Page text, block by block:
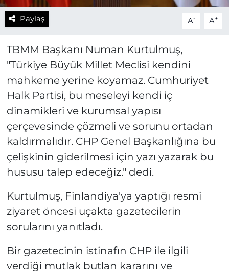
Paylaş A- A+
TBMM Başkanı Numan Kurtulmuş,
"Türkiye Büyük Millet Meclisi kendini
mahkeme yerine koyamaz. Cumhuriyet
Halk Partisi, bu meseleyi kendi iç
dinamikleri ve kurumsal yapısı
çerçevesinde çözmeli ve sorunu ortadan
kaldırmalıdır. CHP Genel Başkanlığına bu
çelişkinin giderilmesi için yazı yazarak bu
hususu talep edeceğiz." dedi.
Kurtulmuş, Finlandiya'ya yaptığı resmi
ziyaret öncesi uçakta gazetecilerin
sorularını yanıtladı.
Bir gazetecinin istinafın CHP ile ilgili
verdiği mutlak butlan kararını ve